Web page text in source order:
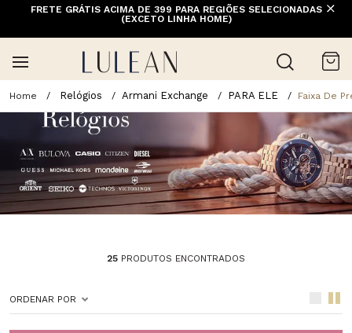
FRETE GRÁTIS ACIMA DE 399 PARA REGIÕES SELECIONADAS
(EXCETO LINHA HOME)
Relógios Armani Exchange PARA ELE Faixa De
25 PRODUTOS ENCONTRADOS
ORDENAR POR